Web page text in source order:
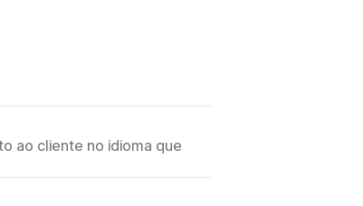
ao cliente no idioma que